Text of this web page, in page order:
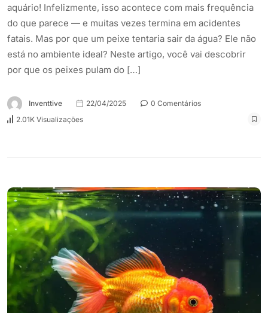
aquário! Infelizmente, isso acontece com mais frequência
do que parece — e muitas vezes termina em acidentes
fatais. Mas por que um peixe tentaria sair da água? Ele não
está no ambiente ideal? Neste artigo, você vai descobrir
por que os peixes pulam do […]
Inventtive 22/04/2025
0 Comentários
2.01K Visualizações